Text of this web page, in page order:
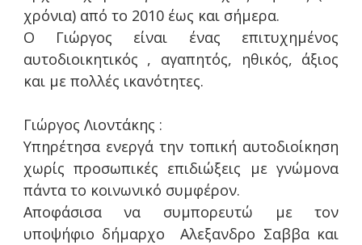
χρόνια) από το 2010 έως και σήμερα.
Ο Γιώργος είναι ένας επιτυχημένος
αυτοδιοικητικός , αγαπητός, ηθικός, άξιος
και με πολλές ικανότητες.
Γιώργος Λιοντάκης :
Υπηρέτησα ενεργά την τοπική αυτοδιοίκηση
χωρίς προσωπικές επιδιώξεις με γνώμονα
πάντα το κοινωνικό συμφέρον.
Αποφάσισα να συμπορευτώ με τον
υποψήφιο δήμαρχο Αλεξανδρο Σαββα και